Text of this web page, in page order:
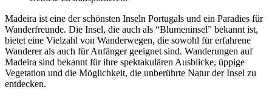
Madeira ist eine der schönsten Inseln Portugals und ein Paradies für
Wanderfreunde. Die Insel, die auch als “Blumeninsel” bekannt ist,
bietet eine Vielzahl von Wanderwegen, die sowohl für erfahrene
Wanderer als auch für Anfänger geeignet sind. Wanderungen auf
Madeira sind bekannt für ihre spektakulären Ausblicke, üppige
Vegetation und die Möglichkeit, die unberührte Natur der Insel zu
entdecken.